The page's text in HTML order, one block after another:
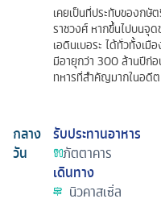
เคยเป็นที่ประทับของกษั
ราชวงศ์ หากขึ้นไปบนจุด
เอดินเบอระ ได้ทั่วทั้งเมื
มีอายุกว่า 300 ล้านปีก่อ
ทหารที่สำคัญมากในอดีต
กลาง
วัน
รับประทานอาหาร
ภัตตาคาร
เดินทาง
นิวคาสเซิ่ล